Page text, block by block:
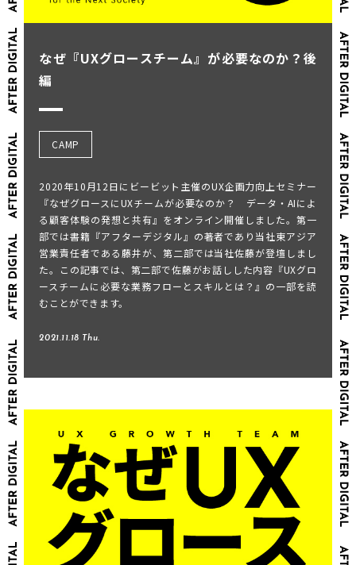
なぜ『UXグロースチーム』が必要なのか？後
編
CAMP
2020年10月12日にビービット主催のUX企画力向上セミナー
『なぜグロースにUXチームが必要なのか？ データ・AIによ
る顧客体験の発想と共有』をオンライン開催しました。第一
部では書籍『アフターデジタル』の著者であり当社東アジア
営業責任者である藤井が、第二部では当社佐藤が登壇しまし
た。この記事では、第二部で佐藤がお話しした内容『UXグロ
ースチームに必要な業務フローとスキルとは？』の一部を読
むことができます。
2021.11.18 Thu.